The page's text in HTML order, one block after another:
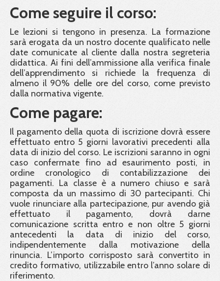
Come seguire il corso:
Le lezioni si tengono in presenza. La formazione
sarà erogata da un nostro docente qualificato nelle
date comunicate al cliente dalla nostra segreteria
didattica. Ai fini dell’ammissione alla verifica finale
dell’apprendimento si richiede la frequenza di
almeno il 90% delle ore del corso, come previsto
dalla normativa vigente.
Come pagare:
Il pagamento della quota di iscrizione dovrà essere
effettuato entro 5 giorni lavorativi precedenti alla
data di inizio del corso. Le iscrizioni saranno in ogni
caso confermate fino ad esaurimento posti, in
ordine cronologico di contabilizzazione dei
pagamenti. La classe è a numero chiuso e sarà
composta da un massimo di 30 partecipanti. Chi
vuole rinunciare alla partecipazione, pur avendo già
effettuato il pagamento, dovrà darne
comunicazione scritta entro e non oltre 5 giorni
antecedenti la data di inizio del corso,
indipendentemente dalla motivazione della
rinuncia. L’importo corrisposto sarà convertito in
credito formativo, utilizzabile entro l’anno solare di
riferimento.